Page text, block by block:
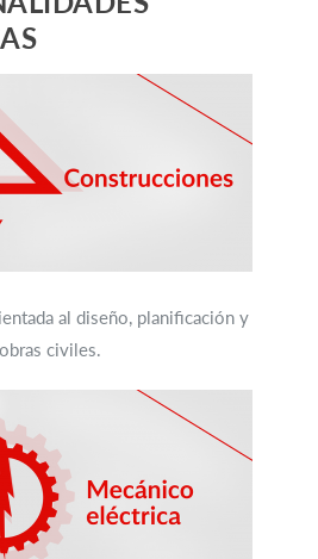
al diseño, planificación y
civiles.